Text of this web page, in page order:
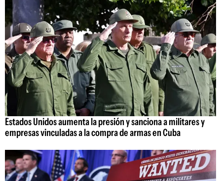
Estados Unidos aumenta la presión y sanciona a militares y
empresas vinculadas a la compra de armas en Cuba